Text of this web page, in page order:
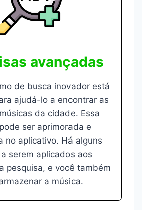
avançadas
de busca inovador está
ajudá-lo a encontrar as
da cidade. Essa
ser aprimorada e
no aplicativo. Há alguns
serem aplicados aos
pesquisa, e você também
a música.